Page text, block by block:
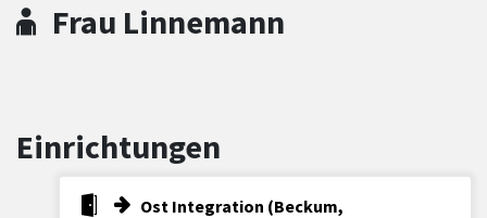
Frau Linnemann
Einrichtungen
Ost Integration (Beckum,